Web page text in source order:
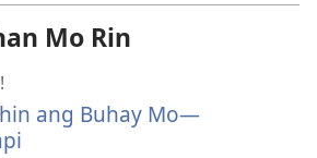
Mo Rin
ang Buhay Mo—